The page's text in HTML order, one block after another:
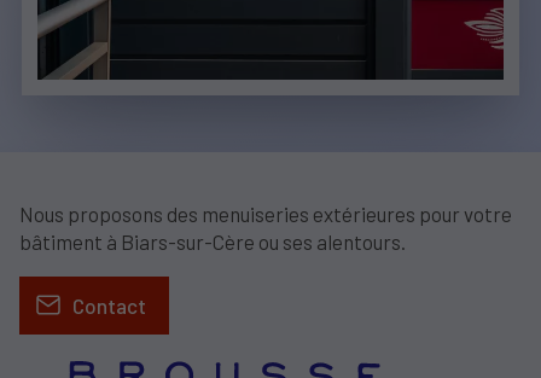
Nous proposons des menuiseries extérieures pour votre
bâtiment à Biars-sur-Cère ou ses alentours.
Contact